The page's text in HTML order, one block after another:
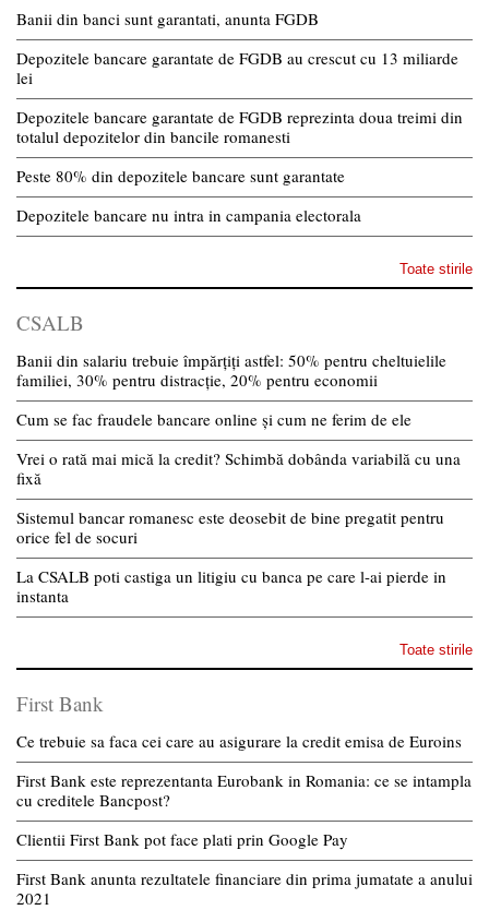
Banii din banci sunt garantati, anunta FGDB
Depozitele bancare garantate de FGDB au crescut cu 13 miliarde
lei
Depozitele bancare garantate de FGDB reprezinta doua treimi din
totalul depozitelor din bancile romanesti
Peste 80% din depozitele bancare sunt garantate
Depozitele bancare nu intra in campania electorala
Toate stirile
CSALB
Banii din salariu trebuie împărțiți astfel: 50% pentru cheltuielile
familiei, 30% pentru distracție, 20% pentru economii
Cum se fac fraudele bancare online și cum ne ferim de ele
Vrei o rată mai mică la credit? Schimbă dobânda variabilă cu una
fixă
Sistemul bancar romanesc este deosebit de bine pregatit pentru
orice fel de socuri
La CSALB poti castiga un litigiu cu banca pe care l-ai pierde in
instanta
Toate stirile
First Bank
Ce trebuie sa faca cei care au asigurare la credit emisa de Euroins
First Bank este reprezentanta Eurobank in Romania: ce se intampla
cu creditele Bancpost?
Clientii First Bank pot face plati prin Google Pay
First Bank anunta rezultatele financiare din prima jumatate a anului
2021